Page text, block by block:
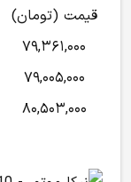
قیمت (تومان)
۷۹,۳۶۱,۰۰۰
۷۹,۰۰۵,۰۰۰
۸۰,۵۰۳,۰۰۰